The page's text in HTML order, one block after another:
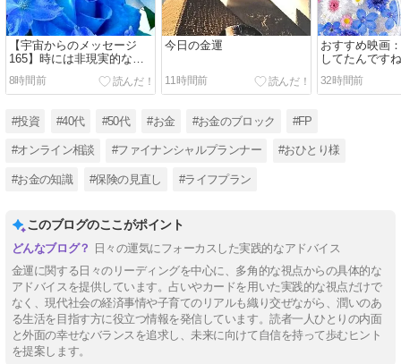
【宇宙からのメッセージ
165】時には非現実的な世
界へ
8時間前
今日の金運
11時間前
おすすめ映画
してたんですね
32時間前
#投資 #40代 #50代 #お金 #お金のブロック #FP
#オンライン相談 #ファイナンシャルプランナー #おひとり様
#お金の知識 #保険の見直し #ライフプラン
このブログのここがポイント
日々の運気にフォーカスした実践的なアドバイス
金運に関する日々のリーディングを中心に、多角的な視点からの具体的な
アドバイスを提供しています。占いやカードを用いた実践的な視点だけで
なく、現代社会の経済事情や子育てのリアルも織り交ぜながら、潤いのあ
る生活を目指す方に役立つ情報を発信しています。読者一人ひとりの内面
と外面の幸せなバランスを追求し、未来に向けて自信を持って歩むヒント
を提案します。